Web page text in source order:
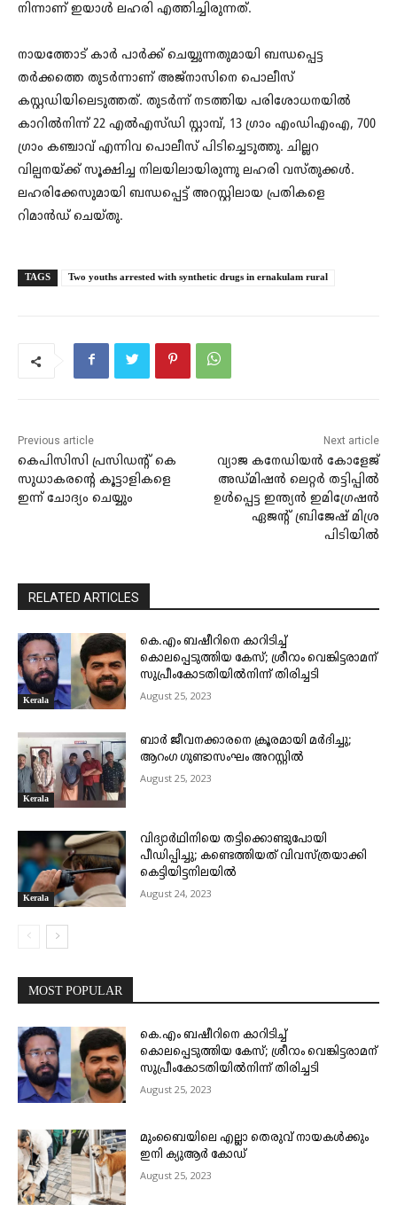
നിന്നാണ് ഇയാൾ ലഹരി എത്തിച്ചിരുന്നത്.
നായത്തോട് കാർ പാർക്ക് ചെയ്യുന്നതുമായി ബന്ധപ്പെട്ട
തർക്കത്തെ തുടർന്നാണ് അജ്‌നാസിനെ പൊലീസ്
കസ്റ്റഡിയിലെടുത്തത്. തുടർന്ന് നടത്തിയ പരിശോധനയിൽ
കാറിൽനിന്ന് 22 എൽഎസ്ഡി സ്റ്റാമ്പ്, 13 ഗ്രാം എംഡിഎംഎ, 700
ഗ്രാം കഞ്ചാവ് എന്നിവ പൊലീസ് പിടിച്ചെടുത്തു. ചില്ലറ
വില്പനയ്ക്ക് സൂക്ഷിച്ച നിലയിലായിരുന്നു ലഹരി വസ്തുക്കൾ.
ലഹരിക്കേസുമായി ബന്ധപ്പെട്ട് അറസ്റ്റിലായ പ്രതികളെ
റിമാൻഡ് ചെയ്തു.
TAGS Two youths arrested with synthetic drugs in ernakulam rural
Previous article
കെപിസിസി പ്രസിഡന്റ് കെ
സുധാകരന്റെ കൂട്ടാളികളെ
ഇന്ന് ചോദ്യം ചെയ്യും
Next article
വ്യാജ കനേഡിയന്‍ കോളേജ്
അഡ്മിഷന്‍ ലെറ്റര്‍ തട്ടിപ്പില്‍
ഉള്‍പ്പെട്ട ഇന്ത്യന്‍ ഇമിഗ്രേഷന്‍
ഏജന്റ് ബ്രിജേഷ് മിശ്ര
പിടിയില്‍
RELATED ARTICLES
Kerala
കെ.എം ബഷീറിനെ കാറിടിച്ച്
കൊലപ്പെടുത്തിയ കേസ്; ശ്രീറാം വെങ്കിട്ടരാമന്
സുപ്രീംകോടതിയിൽനിന്ന് തിരിച്ചടി
August 25, 2023
Kerala
ബാർ ജീവനക്കാരനെ ക്രൂരമായി മർദിച്ചു;
ആറംഗ ഗുണ്ടാസംഘം അറസ്റ്റിൽ
August 25, 2023
Kerala
വിദ്യാർഥിനിയെ തട്ടിക്കൊണ്ടുപോയി
പീഡിപ്പിച്ചു; കണ്ടെത്തിയത് വിവസ്ത്രയാക്കി
കെട്ടിയിട്ടനിലയിൽ
August 24, 2023
MOST POPULAR
കെ.എം ബഷീറിനെ കാറിടിച്ച്
കൊലപ്പെടുത്തിയ കേസ്; ശ്രീറാം വെങ്കിട്ടരാമന്
സുപ്രീംകോടതിയിൽനിന്ന് തിരിച്ചടി
August 25, 2023
മുംബൈയിലെ എല്ലാ തെരുവ് നായകൾക്കും
ഇനി ക്യുആർ കോഡ്
August 25, 2023